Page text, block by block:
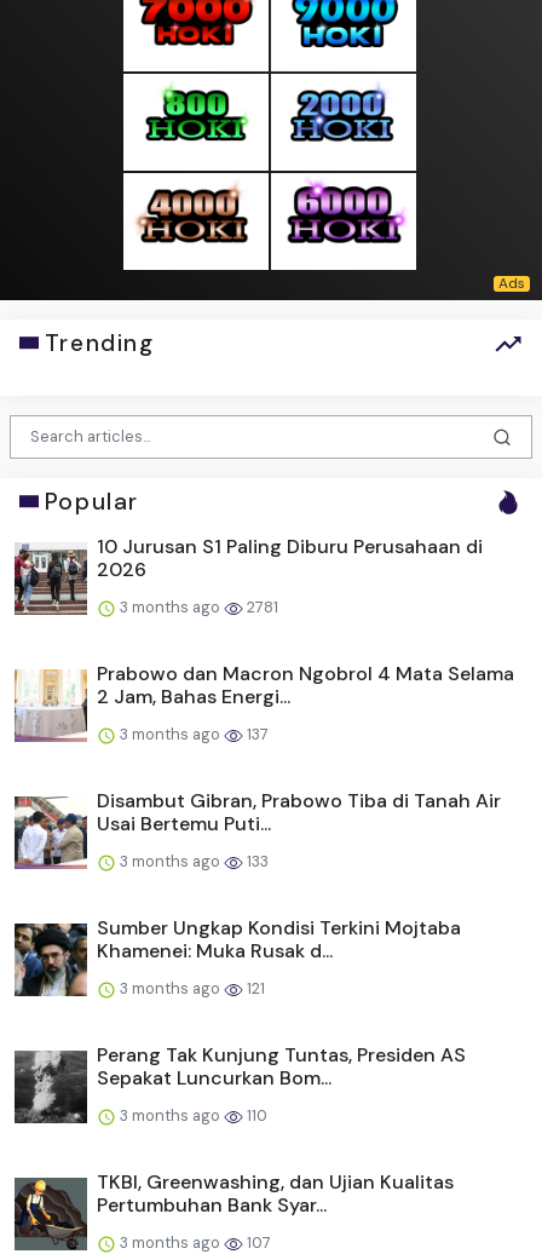
Trending
Popular
10 Jurusan S1 Paling Diburu Perusahaan di
2026
3 months ago 2781
Prabowo dan Macron Ngobrol 4 Mata Selama
2 Jam, Bahas Energi...
3 months ago 137
Disambut Gibran, Prabowo Tiba di Tanah Air
Usai Bertemu Puti...
3 months ago 133
Sumber Ungkap Kondisi Terkini Mojtaba
Khamenei: Muka Rusak d...
3 months ago 121
Perang Tak Kunjung Tuntas, Presiden AS
Sepakat Luncurkan Bom...
3 months ago 110
TKBI, Greenwashing, dan Ujian Kualitas
Pertumbuhan Bank Syar...
3 months ago 107